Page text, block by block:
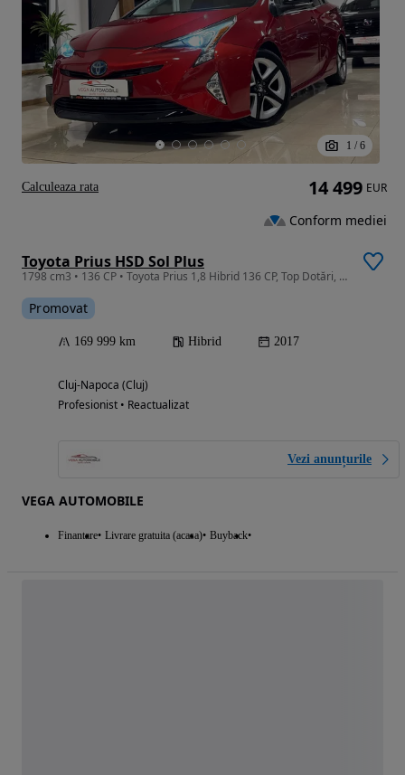
1 / 6
Toyota Prius HSD Sol Plus
1798 cm3 • 136 CP • Toyota Prius 1,8 Hibrid 136 CP, Top Dotări, Garantie, Rate
Promovat
169 999 km Hibrid 2017
Cluj-Napoca (Cluj)
Profesionist • Reactualizat
Vezi anunțurile
VEGA AUTOMOBILE
Finantare Livrare gratuita (acasa) Buyback
14 499 EUR
Conform mediei
Calculeaza rata